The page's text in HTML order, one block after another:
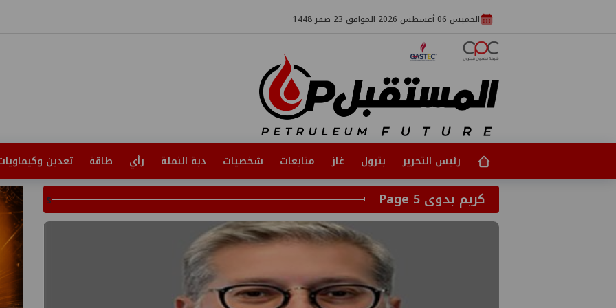
الخميس 06 أغسطس 2026 الموافق 23 صفر 1448
رئيس التحرير بترول غاز متابعات شخصيات دبة النملة رأي طاقة تعدين
كريم بدوى Page 5 s